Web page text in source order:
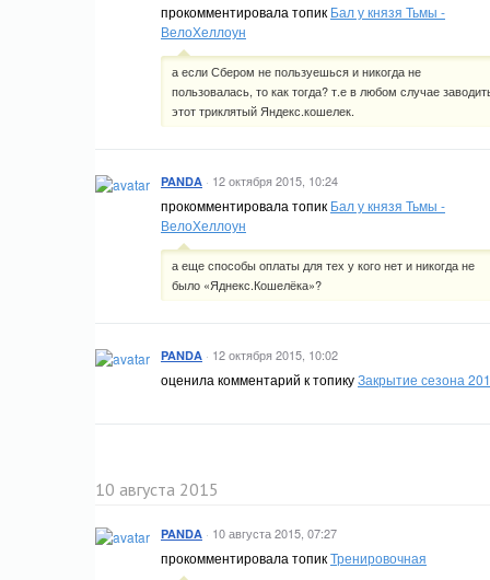
прокомментировала топик Бал у князя Тьмы -
ВелоХеллоун
а если Сбером не пользуешься и никогда не
пользовалась, то как тогда? т.е в любом случае
этот триклятый Яндекс.кошелек.
PANDA · 12 октября 2015, 10:24
прокомментировала топик Бал у князя Тьмы -
ВелоХеллоун
а еще способы оплаты для тех у кого нет и никогда не
было «Яднекс.Кошелёка»?
PANDA · 12 октября 2015, 10:02
оценила комментарий к топикуЗакрытие сезона
10 августа 2015
PANDA · 10 августа 2015, 07:27
прокомментировала топикТренировочная